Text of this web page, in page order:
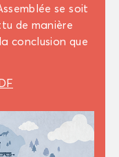
se soit
de ma­nière
conclu­sion que